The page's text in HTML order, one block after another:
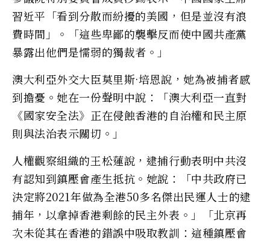
習近平「看到分散而紛擾的美國，但是並沒有浪
費時間」。「這些卑鄙的襲擊反而使中國共產黨
暴露出他們是懦弱的獨裁者。」
澳大利亞外交大臣莫里斯·培恩說，她為被捕者感
到擔憂。她在一份聲明中說：「澳大利亞一直對
《國家安全法》正在侵蝕香港的自治權和民主原
則與法治表示關切。」
人權觀察組織的王松蓮說，逮捕行動表明中共沒
有認知到鎮壓會產生抵抗。她說：「中共政府已
決定將2021年做為全港50多名傑出民運人士的逮
捕年，以拿掉香港剩餘的民主外表。」「北京再
次未從其在香港的錯誤中吸取教訓：這種鎮壓會